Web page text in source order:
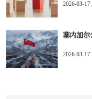
2026-03-17
塞内加尔
2026-03-17